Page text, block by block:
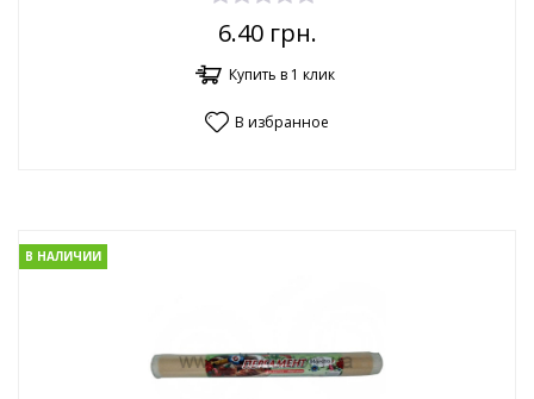
6.40грн.
Купить в 1 клик
В избранное
В НАЛИЧИИ